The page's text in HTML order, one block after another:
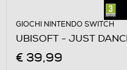
GIOCHI NINTENDO SWITCH
UBISOFT - JUST
€ 39,99